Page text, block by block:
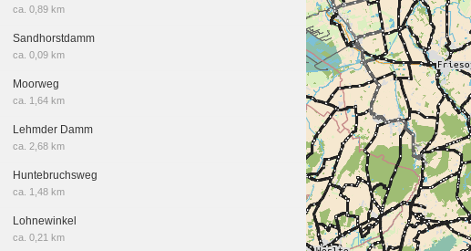
ca. 0,89 km
Sandhorstdamm
ca. 0,09 km
Moorweg
ca. 1,64 km
Lehmder Damm
ca. 2,68 km
Huntebruchsweg
ca. 1,48 km
Lohnewinkel
ca. 0,21 km